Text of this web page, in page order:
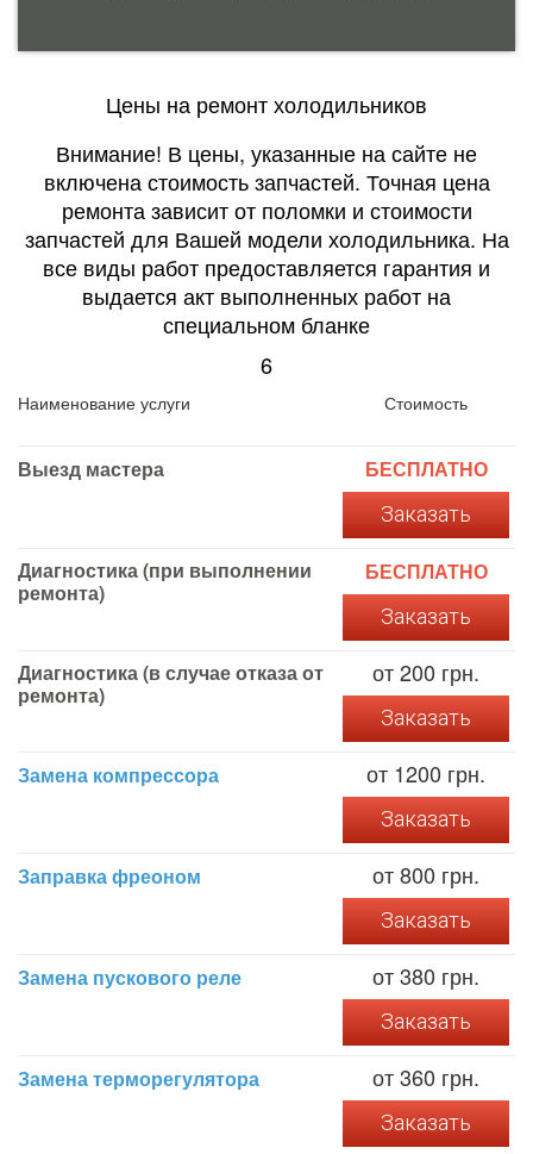
Цены на ремонт холодильников
Внимание! В цены, указанные на сайте не
включена стоимость запчастей. Точная цена
ремонта зависит от поломки и стоимости
запчастей для Вашей модели холодильника. На
все виды работ предоставляется гарантия и
выдается акт выполненных работ на
специальном бланке
6
Наименование услуги Стоимость
Выезд мастера БЕСПЛАТНО
Заказать
Диагностика (при выполнении
ремонта)
БЕСПЛАТНО
Заказать
Диагностика (в случае отказа от
ремонта)
от 200 грн.
Заказать
Замена компрессора от 1200 грн.
Заказать
Заправка фреоном от 800 грн.
Заказать
Замена пускового реле от 380 грн.
Заказать
Замена терморегулятора от 360 грн.
Заказать